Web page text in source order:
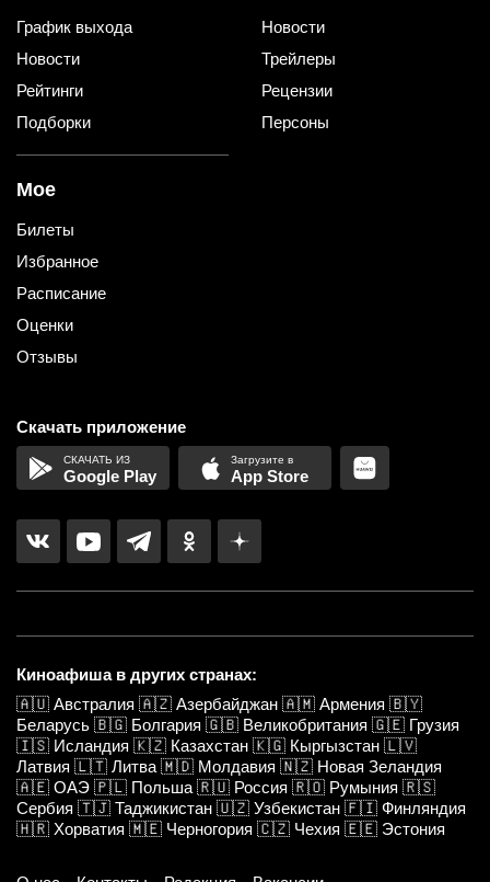
График выхода
Новости
Рейтинги
Подборки
Новости
Трейлеры
Рецензии
Персоны
Мое
Билеты
Избранное
Расписание
Оценки
Отзывы
Скачать приложение
Google Play App Store
Киноафиша в других странах:
🇦🇺 Австралия 🇦🇿 Азербайджан 🇦🇲 Армения 🇧🇾
Беларусь 🇧🇬 Болгария 🇬🇧 Великобритания 🇬🇪 Грузия
🇮🇸 Исландия 🇰🇿 Казахстан 🇰🇬 Кыргызстан 🇱🇻
Латвия 🇱🇹 Литва 🇲🇩 Молдавия 🇳🇿 Новая Зеландия
🇦🇪 ОАЭ 🇵🇱 Польша 🇷🇺 Россия 🇷🇴 Румыния 🇷🇸
Сербия 🇹🇯 Таджикистан 🇺🇿 Узбекистан 🇫🇮 Финляндия
🇭🇷 Хорватия 🇲🇪 Черногория 🇨🇿 Чехия 🇪🇪 Эстония